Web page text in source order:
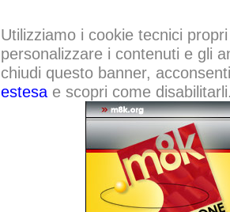
Utilizziamo i cookie tecnici
personalizzare i contenuti e gli
chiudi questo banner,
estesae scopri come